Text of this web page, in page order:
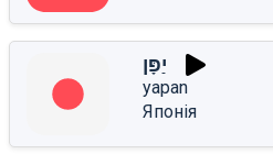
יַפָּן
yapan
Японія